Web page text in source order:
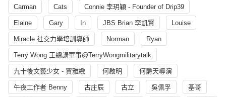
Carman Cats Connie 李玥穎 - Founder of Drip39
Elaine Gary In JBS Brian 李凱賢 Louise
Miracle 社交力學培訓導師 Norman Ryan
Terry Wong 王總講軍事@TerryWongmilitarytalk
九十後文藝少女 - 賈雅緻 何啟明 何爵天導演
午夜工作者 Benny 古庄辰 古立 吳佩孚 基哥